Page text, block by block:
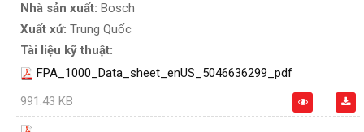
Nhà sản xuất: Bosch
Xuất xứ: Trung Quốc
Tài liệu kỹ thuật:
FPA_1000_Data_sheet_enUS_5046636299_pdf
991.43 KB